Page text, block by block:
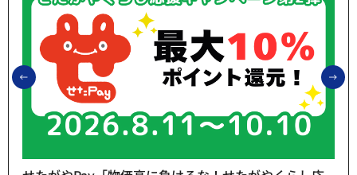
前のスライドを表示